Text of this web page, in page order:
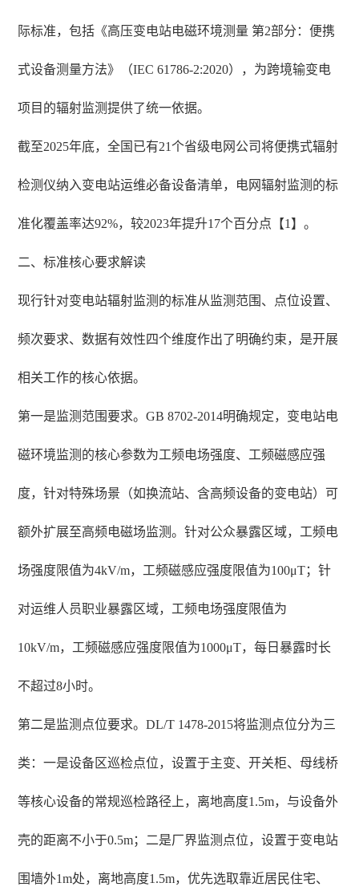
际标准，包括《高压变电站电磁环境测量 第2部分：便携
式设备测量方法》（IEC 61786-2:2020），为跨境输变电
项目的辐射监测提供了统一依据。
截至2025年底，全国已有21个省级电网公司将便携式辐射
检测仪纳入变电站运维必备设备清单，电网辐射监测的标
准化覆盖率达92%，较2023年提升17个百分点【1】。
二、标准核心要求解读
现行针对变电站辐射监测的标准从监测范围、点位设置、
频次要求、数据有效性四个维度作出了明确约束，是开展
相关工作的核心依据。
第一是监测范围要求。GB 8702-2014明确规定，变电站电
磁环境监测的核心参数为工频电场强度、工频磁感应强
度，针对特殊场景（如换流站、含高频设备的变电站）可
额外扩展至高频电磁场监测。针对公众暴露区域，工频电
场强度限值为4kV/m，工频磁感应强度限值为100μT；针
对运维人员职业暴露区域，工频电场强度限值为
10kV/m，工频磁感应强度限值为1000μT，每日暴露时长
不超过8小时。
第二是监测点位要求。DL/T 1478-2015将监测点位分为三
类：一是设备区巡检点位，设置于主变、开关柜、母线桥
等核心设备的常规巡检路径上，离地高度1.5m，与设备外
壳的距离不小于0.5m；二是厂界监测点位，设置于变电站
围墙外1m处，离地高度1.5m，优先选取靠近居民住宅、